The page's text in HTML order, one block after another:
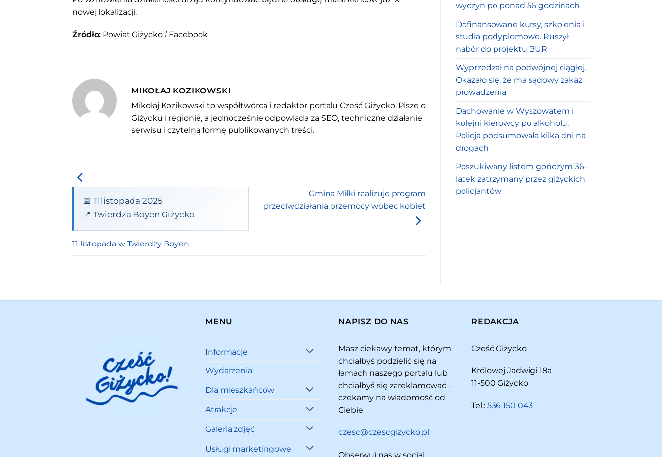
nowej lokalizacji.
Źródło: Powiat Giżycko / Facebook
MIKOŁAJ KOZIKOWSKI
Mikołaj Kozikowski to współtwórca i redaktor portalu Cześć Giżycko. Pisze o
Giżycku i regionie, a jednocześnie odpowiada za SEO, techniczne działanie
serwisu i czytelną formę publikowanych treści.
📅 11 listopada 2025
📍 Twierdza Boyen Giżycko
11 listopada w Twierdzy Boyen
Gmina Miłki realizuje program
przeciwdziałania przemocy wobec kobiet
wyczyn po ponad 56 godzinach
Dofinansowane kursy, szkolenia i
studia podyplomowe. Ruszył
nabór do projektu BUR
Wyprzedzał na podwójnej ciągłej.
Okazało się, że ma sądowy zakaz
prowadzenia
Dachowanie w Wyszowatem i
kolejni kierowcy po alkoholu.
Policja podsumowała kilka dni na
drogach
Poszukiwany listem gończym 36-
latek zatrzymany przez giżyckich
policjantów
MENU
Informacje
Wydarzenia
Dla mieszkańców
Atrakcje
Galeria zdjęć
Usługi marketingowe
NAPISZ DO NAS
Masz ciekawy temat, którym
chciałbyś podzielić się na
łamach naszego portalu lub
chciałbyś się zareklamować –
czekamy na wiadomość od
Ciebie!
czesc@czescgizycko.pl
Obserwuj nas w social
REDAKCJA
Cześć Giżycko
Królowej Jadwigi 18a
11-500 Giżycko
Tel.: 536 150 043